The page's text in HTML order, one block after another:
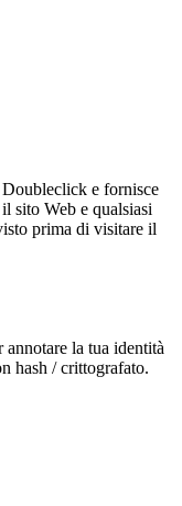
e fornisce
sito Web e qualsiasi
prima di visitare il
la tua identità
hash / crittografato.